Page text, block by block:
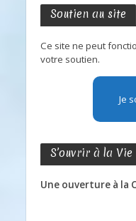
Soutien au site
Ce site ne peut
votre soutien.
Je
S’ouvrir à la Vie
Une ouverture à la